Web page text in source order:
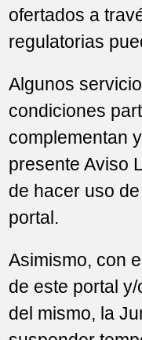
ofertados a
regulatorias
Algunos
condiciones
complementan
presente Aviso
de hacer uso
portal.
Asimismo, con
de este portal
del mismo, la